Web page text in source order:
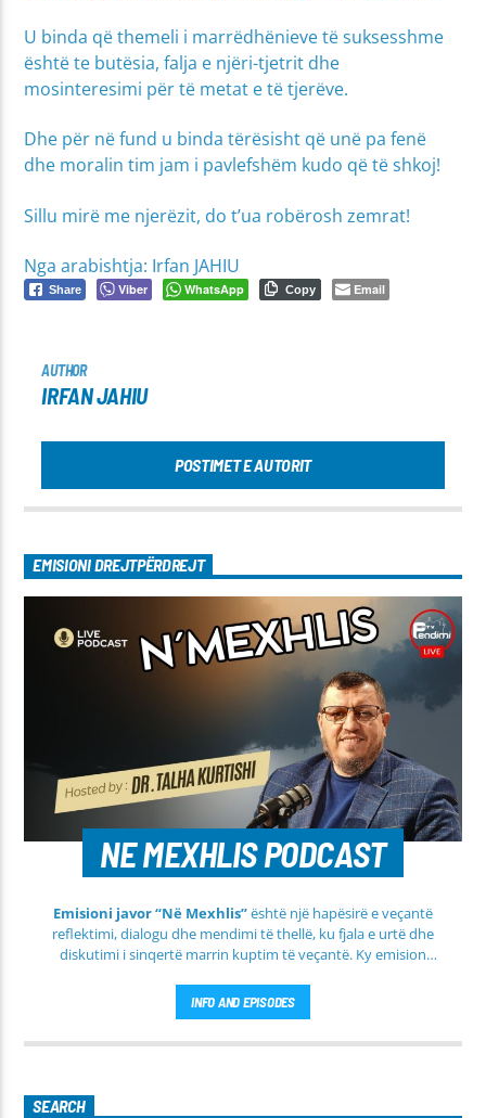
U binda që themeli i marrëdhënieve të suksesshme
është te butësia, falja e njëri-tjetrit dhe
mosinteresimi për të metat e të tjerëve.
Dhe për në fund u binda tërësisht që unë pa fenë
dhe moralin tim jam i pavlefshëm kudo që të shkoj!
Sillu mirë me njerëzit, do t’ua robërosh zemrat!
Nga arabishtja: Irfan JAHIU
Share Viber WhatsApp Copy Email
AUTHOR
IRFAN JAHIU
POSTIMET E AUTORIT
EMISIONI DREJTPËRDREJT
NE MEXHLIS PODCAST
Emisioni javor “Në Mexhlis”është një hapësirë e veçantë
reflektimi, dialogu dhe mendimi të thellë, ku fjala e urtë dhe
diskutimi i sinqertë marrin kuptim të veçantë. Ky emision
publiku një formë komunikimi të hapur, të qetë dhe shumë
përmbajtësore
INFO AND EPISODES
SEARCH